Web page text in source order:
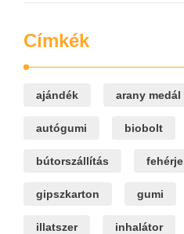
Címkék
ajándék arany medál
autógumi biobolt
bútorszállítás fehérje
gipszkarton gumi
illatszer inhalátor